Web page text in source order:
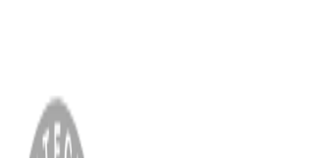
MENÜ
Anasayfa